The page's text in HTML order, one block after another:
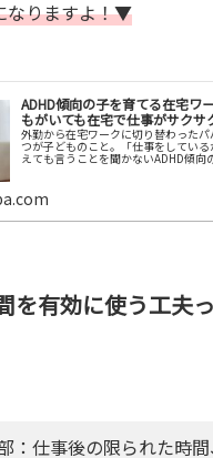
なりますよ！▼
ADHD傾向の子を育てる在宅ワ
もがいても在宅で仕事がサクサ
外勤から在宅ワークに切り替わった
つが子どものこと。「仕事をしてい
えても言うことを聞かないADHD傾向
を有効に使う工夫
：仕事後の限られた時